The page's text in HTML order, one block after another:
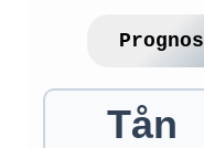
Prognos
Tån